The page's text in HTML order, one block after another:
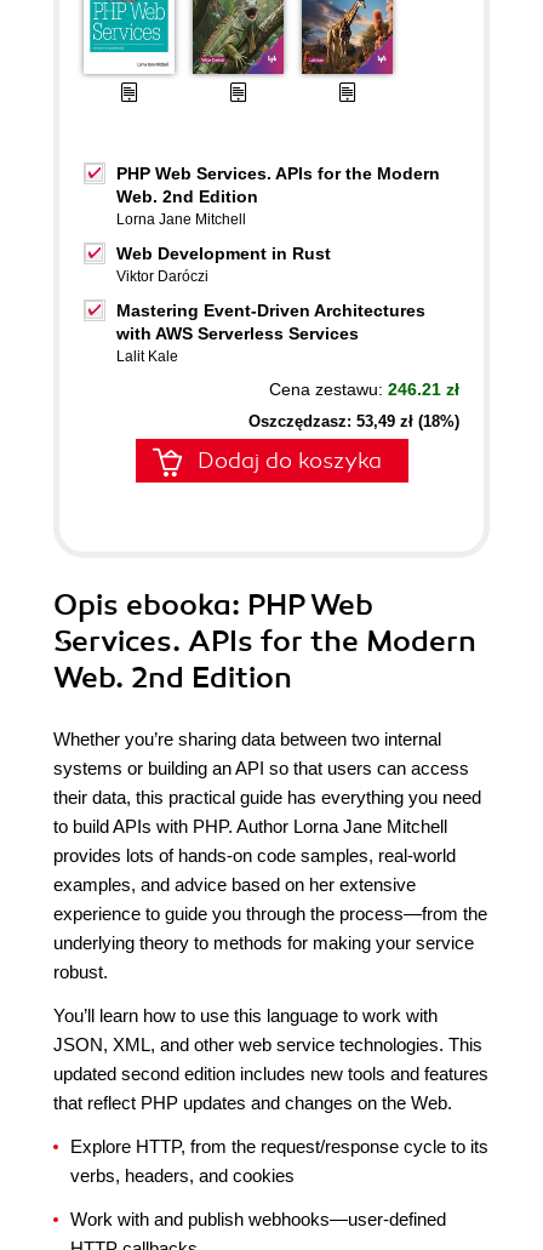
PHP Web Services. APIs for the Modern
Web. 2nd Edition
Lorna Jane Mitchell
Web Development in Rust
Viktor Daróczi
Mastering Event-Driven Architectures
with AWS Serverless Services
Lalit Kale
Cena zestawu: 246.21 zł
Oszczędzasz: 53,49 zł (18%)
Dodaj do koszyka
Opis ebooka: PHP Web
Services. APIs for the Modern
Web. 2nd Edition
Whether you’re sharing data between two internal
systems or building an API so that users can access
their data, this practical guide has everything you need
to build APIs with PHP. Author Lorna Jane Mitchell
provides lots of hands-on code samples, real-world
examples, and advice based on her extensive
experience to guide you through the process—from the
underlying theory to methods for making your service
robust.
You’ll learn how to use this language to work with
JSON, XML, and other web service technologies. This
updated second edition includes new tools and features
that reflect PHP updates and changes on the Web.
Explore HTTP, from the request/response cycle to its
verbs, headers, and cookies
Work with and publish webhooks—user-defined